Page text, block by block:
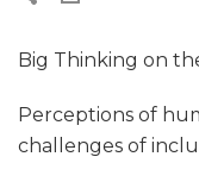
Big Thinking on
Perceptions of
challenges of